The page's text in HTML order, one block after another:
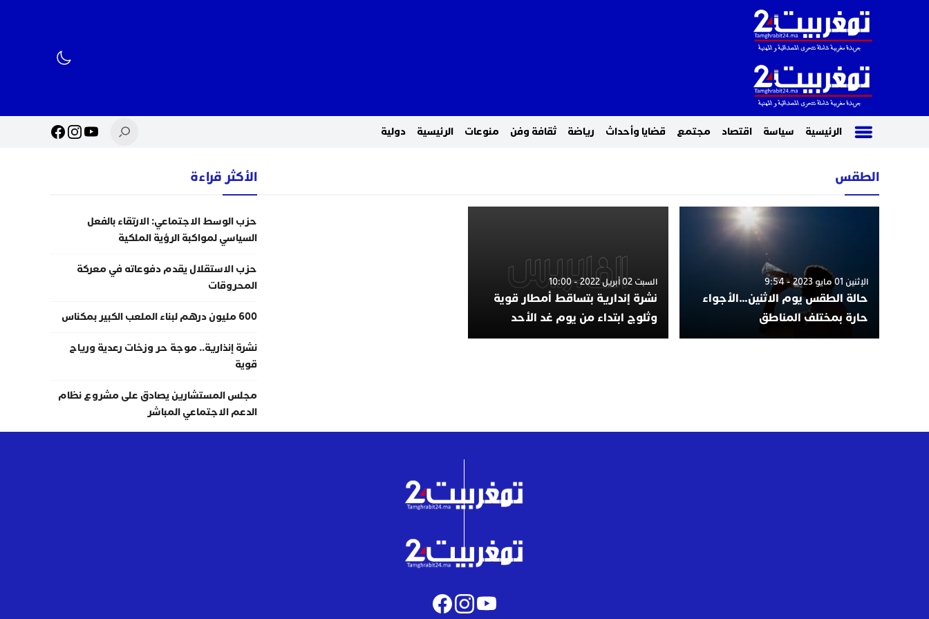
الرئيسية سياسة اقتصاد مجتمع قضايا وأحداث رياضة ثقافة وفن منوعات الرئيسية دولية
الطقس
الإثنين 01 مايو 2023 - 9:54
حالة الطقس يوم الاثنين…الأجواء
حارة بمختلف المناطق
السبت 02 أبريل 2022 - 10:00
نشرة إندارية بتساقط أمطار قوية
وثلوج ابتداء من يوم غد الأحد
الأكثر قراءة
حزب الوسط الاجتماعي: الارتقاء بالفعل
السياسي لمواكبة الرؤية الملكية
حزب الاستقلال يقدم دفوعاته في معركة
المحروقات
600 مليون درهم لبناء الملعب الكبير بمكناس
نشرة إنذارية.. موجة حر وزخات رعدية ورياح
قوية
مجلس المستشارين يصادق على مشروع نظام
الدعم الاجتماعي المباشر